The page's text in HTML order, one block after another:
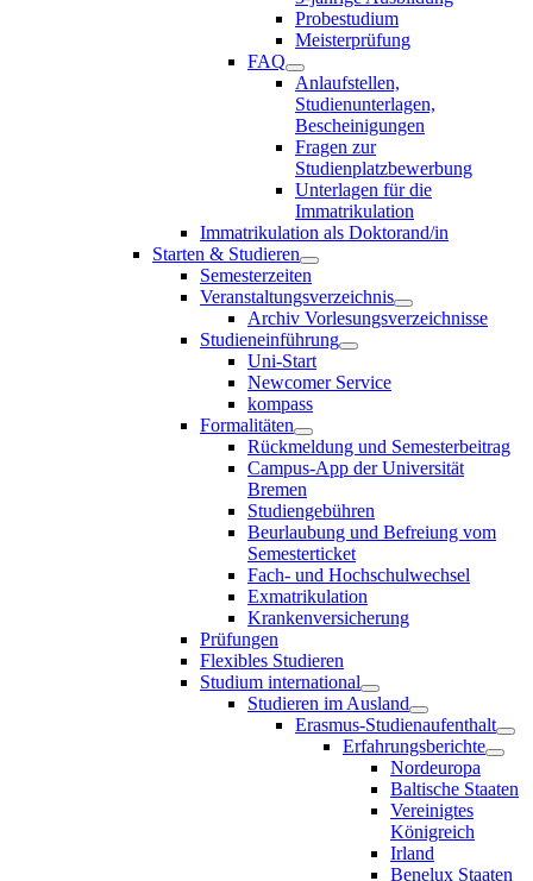
Probestudium
Meisterprüfung
FAQ
Anlaufstellen,
Studienunterlagen,
Bescheinigungen
Fragen zur
Studienplatzbewerbung
Unterlagen für die
Immatrikulation
Immatrikulation als Doktorand/in
Starten & Studieren
Semesterzeiten
Veranstaltungsverzeichnis
Archiv Vorlesungsverzeichnisse
Studieneinführung
Uni-Start
Newcomer Service
kompass
Formalitäten
Rückmeldung und Semesterbeitrag
Campus-App der Universität
Bremen
Studiengebühren
Beurlaubung und Befreiung vom
Semesterticket
Fach- und Hochschulwechsel
Exmatrikulation
Krankenversicherung
Prüfungen
Flexibles Studieren
Studium international
Studieren im Ausland
Erasmus-Studienaufenthalt
Erfahrungsberichte
Nordeuropa
Baltische Staaten
Vereinigtes
Königreich
Irland
Benelux Staaten